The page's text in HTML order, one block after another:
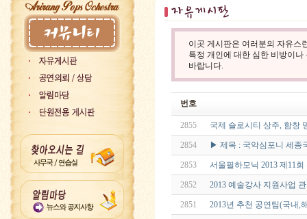
이곳 게시판은 여러분의 자유스
특정 개인에 대한 심한 비방이
바랍니다.
번호
2855 국제 슬로시티 상주, 함창
2854 ▶ 제목 : 국악심포니 세종
2853 서울필하모닉 2013 제11
2852 2013 예술강사 지원사업
2851 2013년 추천 공연팀(국내